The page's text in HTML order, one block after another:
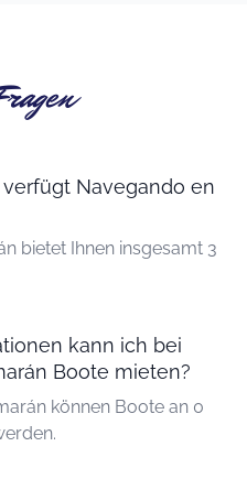
Navegando en
bietet Ihnen insgesamt 3
kann ich bei
Boote mieten?
können Boote an 0